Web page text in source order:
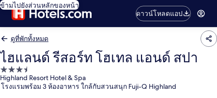
ข้ามไปยังส่วนหลักของหน้า
ดาวน์โหลดแอป
ดูที่พักทั้งหมด
ไฮแลนด์ รีสอร์ท โฮเทล แอนด์ สปา
ที่พัก
3.5
Highland Resort Hotel & Spa
โรงแรมพร้อม 3 ห้องอาหาร ใกล้กับสวนสนุก Fuji-Q Highland